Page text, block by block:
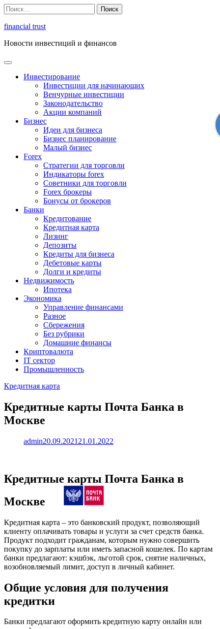
Перейти
к
содержимому
Найти:
financial trust
Новости инвестиций и финансов
Инвестирование
Инвестиции для начинающих
Венчурные инвестиции
Законодательство
Акции компаний
Бизнес
Идеи для бизнеса
Бизнес планирование
Малый бизнес
Forex
Стратегии для торговли
Индикаторы forex
Советники для торговли
Forex брокеры
Бонусы от брокеров
Банки
Кредитование
Кредитная карта
Лизинг
Депозиты
Кредиты для бизнеса
Дебетовые карты
Долги и кредиты
Недвижимость
Ипотека
Экономика
Управление финансами
Разное
Сбережения
Без рубрики
Домашние финансы
Криптовалюта
IT сектор
Промышленность
Кредитная карта
Кредитные карты Почта Банка в
Москве
admin20.09.2021 21.01.2022
Кредитные карты Почта Банка в
Москве
Кредитная карта – это банковский продукт, позволяющий
клиенту оплачивать товары и услуги за счет средств банка.
Продукт подходит гражданам, которым нужно совершить
покупку до зарплаты или иметь запасной кошелек. По картам
банки предлагают: кэшбэк, льготой срок, снятие наличных,
возобновляемый лимит, доступ в личный кабинет.
Общие условия для получения
кредитки
Банки предлагают оформить кредитную карту онлайн или